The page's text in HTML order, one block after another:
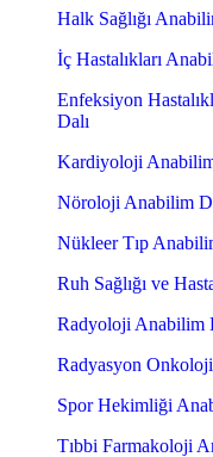
Halk Sağlığı
İç Hastalıkları
Enfeksiyon
Dalı
Kardiyoloji
Nöroloji Anabilim
Nükleer Tıp
Ruh Sağlığı ve
Radyoloji Anabilim
Radyasyon
Spor Hekimliği
Tıbbi Farmakoloji